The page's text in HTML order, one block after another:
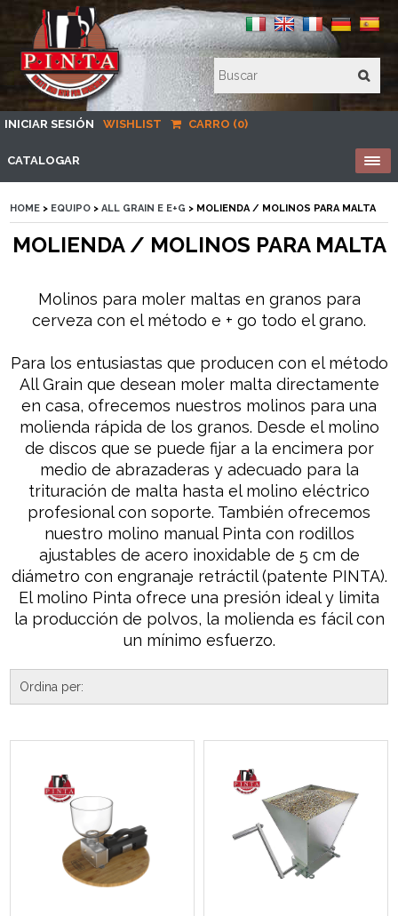
INICIAR SESIÓN WISHLIST CARRO (0)
CATALOGAR
HOME > EQUIPO >ALL GRAIN E E+G > MOLIENDA / MOLINOS PARA MALTA
MOLIENDA / MOLINOS PARA MALTA
Molinos para moler maltas en granos para
cerveza con el método e + go todo el grano.
Para los entusiastas que producen con el método
All Grain que desean moler malta directamente
en casa, ofrecemos nuestros molinos para una
molienda rápida de los granos. Desde el molino
de discos que se puede fijar a la encimera por
medio de abrazaderas y adecuado para la
trituración de malta hasta el molino eléctrico
profesional con soporte. También ofrecemos
nuestro molino manual Pinta con rodillos
ajustables de acero inoxidable de 5 cm de
diámetro con engranaje retráctil (patente PINTA).
El molino Pinta ofrece una presión ideal y limita
la producción de polvos, la molienda es fácil con
un mínimo esfuerzo.